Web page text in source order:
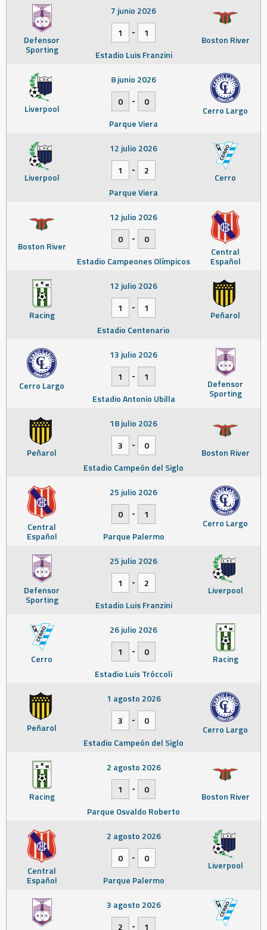
Defensor
Sporting
Boston River
7 junio 2026
1
-
1
Estadio Luis Franzini
Liverpool Cerro Largo
8 junio 2026
0
-
0
Parque Viera
Liverpool Cerro
12 julio 2026
1
-
2
Parque Viera
Boston River Central
Español
12 julio 2026
0
-
0
Estadio Campeones Olímpicos
Racing Peñarol
12 julio 2026
1
-
1
Estadio Centenario
Cerro Largo Defensor
Sporting
13 julio 2026
1
-
1
Estadio Antonio Ubilla
Peñarol Boston River
18 julio 2026
3
-
0
Estadio Campeón del Siglo
Central
Español
Cerro Largo
25 julio 2026
0
-
1
Parque Palermo
Defensor
Sporting
Liverpool
25 julio 2026
1
-
2
Estadio Luis Franzini
Cerro Racing
26 julio 2026
1
-
0
Estadio Luis Tróccoli
Peñarol Cerro Largo
1 agosto 2026
3
-
0
Estadio Campeón del Siglo
Racing Boston River
2 agosto 2026
1
-
0
Parque Osvaldo Roberto
Central
Español
Liverpool
2 agosto 2026
0
-
0
Parque Palermo
3 agosto 2026
2
- 1